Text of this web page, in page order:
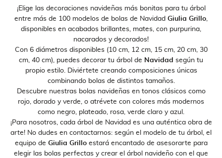
¡Elige las decoraciones navideñas más bonitas para tu árbol
entre más de 100 modelos de bolas de Navidad Giulia Grillo,
disponibles en acabados brillantes, mates, con purpurina,
nacarados y decorados!
Con 6 diámetros disponibles (10 cm, 12 cm, 15 cm, 20 cm, 30
cm, 40 cm), puedes decorar tu árbol de Navidad según tu
propio estilo. Diviértete creando composiciones únicas
combinando bolas de distintos tamaños.
Descubre nuestras bolas navideñas en tonos clásicos como
rojo, dorado y verde, o atrévete con colores más modernos
como negro, plateado, rosa, verde claro y azul.
¡Para nosotros, cada árbol de Navidad es una auténtica obra de
arte! No dudes en contactarnos: según el modelo de tu árbol, el
equipo de Giulia Grilloestará encantado de asesorarte para
elegir las bolas perfectas y crear el árbol navideño con el que